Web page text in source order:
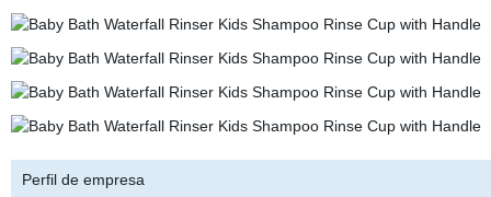
Perfil de empresa